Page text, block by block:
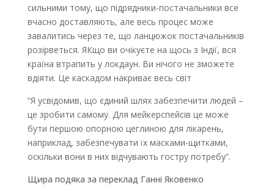
сильними тому, що підрядники-постачальники все
вчасно доставляють, але весь процес може
завалитись через те, що ланцюжок постачальників
розірветься. ЯКщо ви очікуєте на щось з Індії, вся
країна втрапить у локдаун. Ви нічого не зможете
вдіяти. Це каскадом накриває весь світ
“Я усвідомив, що єдиний шлях забезпечити людей –
це зробити самому. Для мейкерспейсів це може
бути першою опорною цеглиною для лікарень,
наприклад, забезпечувати їх масками-щитками,
оскільки вони в них відчувають гостру потребу”.
Щира подяка за переклад Ганні Яковенко